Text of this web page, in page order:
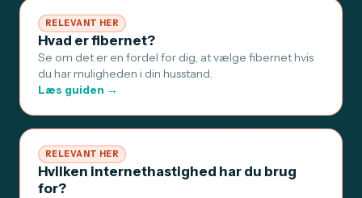
RELEVANT HER
Hvad er fibernet?
Se om det er en fordel for dig, at vælge fibernet hvis
du har muligheden i din husstand.
Læs guiden →
RELEVANT HER
Hvilken internethastighed har du brug
for?